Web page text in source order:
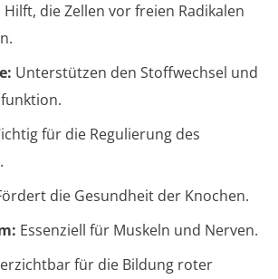
Hilft, die Zellen vor freien Radikalen
Unterstützen den Stoffwechsel und
für die Regulierung des
die Gesundheit der Knochen.
Essenziell für Muskeln und Nerven.
für die Bildung roter